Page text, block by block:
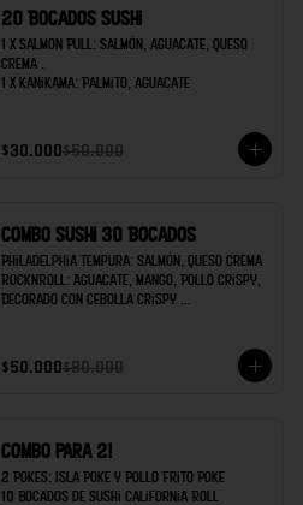
20 Bocados Sushi
1 x Salmon Pull: Salmón, aguacate, queso
crema .
1 x Kanikama: Palmito, aguacate
$30.000$50.000
Combo Sushi 30 Bocados
Philadelphia Tempura: Salmón, queso crema
RocknRoll: Aguacate, Mango, Pollo Crispy,
Decorado con cebolla crispy
Gyozas x 2
$50.000$80.000
Combo para 2!
2 Pokes: Isla Poke y Pollo Frito Poke
10 Bocados de Sushi California Roll